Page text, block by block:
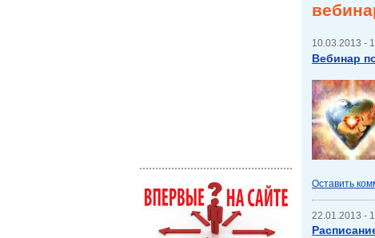
10.03.2013 -
Вебинар
Оставить
22.01.2013 -